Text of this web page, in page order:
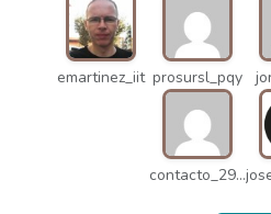
emartinez_iit prosursl_pqy
contacto_2906